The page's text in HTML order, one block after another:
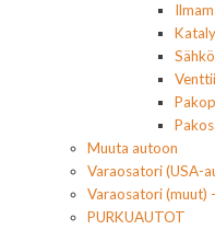
Muuta autoon
Varaosatori (USA-
Varaosatori (muut)
PURKUAUTOT